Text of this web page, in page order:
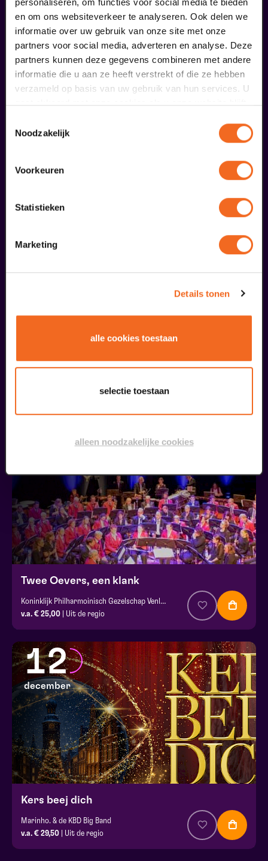
en om ons websiteverkeer te analyseren. Ook delen we
informatie over uw gebruik van onze site met onze
partners voor social media, adverteren en analyse. Deze
partners kunnen deze gegevens combineren met andere
informatie die u aan ze heeft verstrekt of die ze hebben
verzameld op basis van uw gebruik van hun services. U
gaat akkoord met onze cookies als u onze website blijft
Noodzakelijk
Voorkeuren
Statistieken
Marketing
Details tonen
alle cookies toestaan
selectie toestaan
alleen noodzakelijke cookies
Ringleiding
meer informatie
18
september
D'n tied van Toeën
| Uit de regio
Twee Oevers, een klank
Koninklijk Philharmoinisch Gezelschap Venlo en harmonie st. Caecilia Blerick
v.a. € 25,00 | Uit de regio
12
december
Kers beej dich
Marinho. & de KBD Big Band
v.a. € 29,50 | Uit de regio